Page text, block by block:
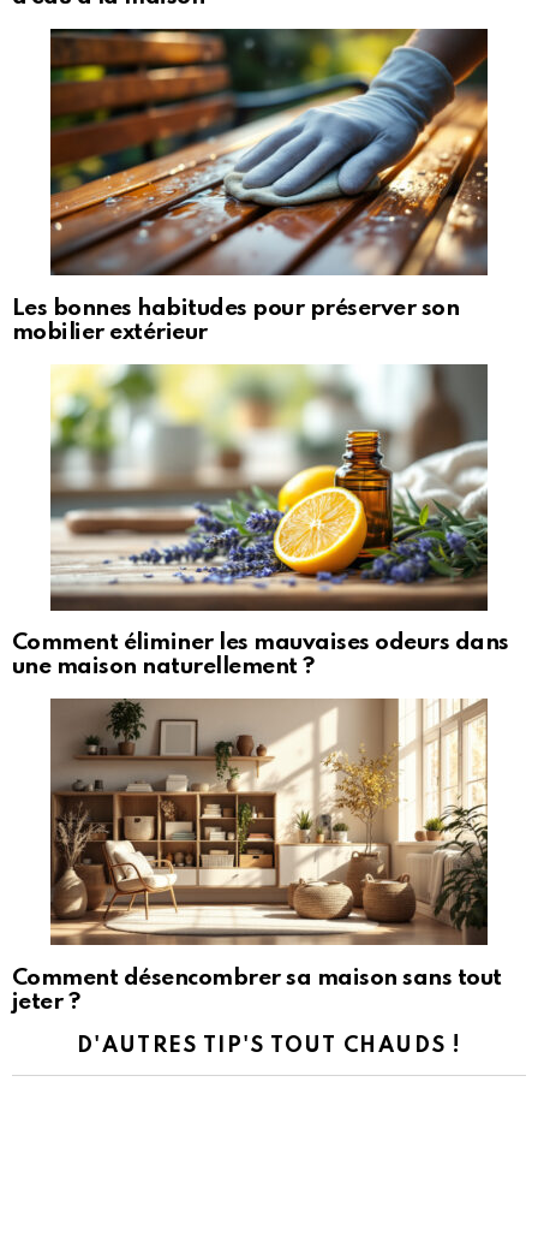
Les bonnes habitudes pour préserver son
mobilier extérieur
Comment éliminer les mauvaises odeurs dans
une maison naturellement ?
Comment désencombrer sa maison sans tout
jeter ?
D'AUTRES TIP'S TOUT CHAUDS !